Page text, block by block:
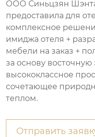
ООО Синьцзян
предоставила для
комплексное
имиджа отеля +
мебели на заказ +
за основу восточную
высококлассное
сочетающее
теплом.
Отправить